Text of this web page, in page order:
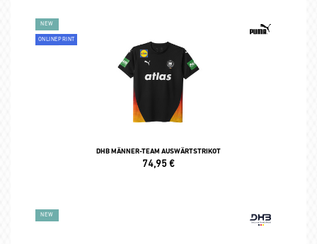
NEW
ONLINEPRINT
DHB MÄNNER-TEAM AUSWÄRTSTRIKOT
74,95€
NEW